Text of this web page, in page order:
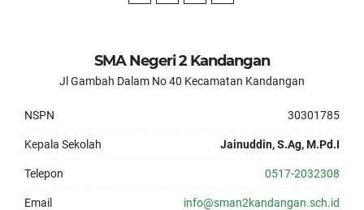
SMA Negeri 2 Kandangan
Jl Gambah Dalam No 40 Kecamatan Kandangan
NSPN 30301785
Kepala Sekolah Jainuddin, S.Ag, M.Pd.I
Telepon 0517-2032308
Email info@sman2kandangan.sch.id